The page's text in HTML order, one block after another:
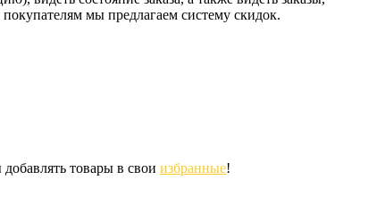
мы предлагаем систему скидок.
добавлять товары в свои избранные!